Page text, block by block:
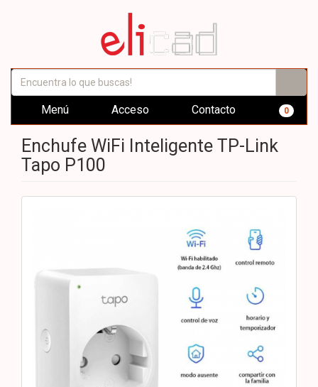
Menú Acceso Contacto 0
Enchufe WiFi Inteligente TP-Link
Tapo P100